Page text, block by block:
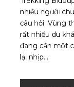
nhiều người
câu hỏi. Vùng
rất nhiều du
đang cần một
lại nhịp...